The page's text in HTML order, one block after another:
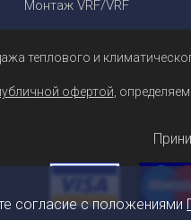
Монтаж VRF/VRF
теплового и
офертой,
согласие с положениями